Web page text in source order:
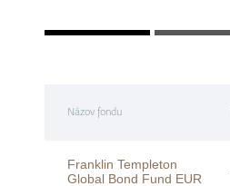
Názov fondu
Franklin Templeton
Global Bond Fund EUR